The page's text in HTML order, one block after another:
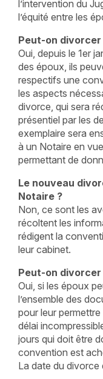
l’intervention du
l’équité entre les
Peut-on divorcer
Oui, depuis le 1er
des époux, ils
respectifs une
les aspects
divorce, qui sera
présentiel par les
exemplaire sera
à un Notaire en
permettant de
Le nouveau
Notaire ?
Non, ce sont les
récoltent les
rédigent la
leur cabinet.
Peut-on divorcer
Oui, si les époux
l’ensemble des
pour leur
délai
jours qui doit être
convention est
La date du divorce